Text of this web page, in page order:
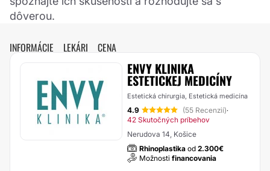
dôverou.
INFORMÁCIE LEKÁRI CENA
ENVY KLINIKA
ESTETICKEJ MEDICÍNY
Estetická chirurgia, Estetická medicína
4.9 (55 Recenzií)·
42 Skutočných príbehov
Nerudova 14, Košice
Rhinoplastika od 2.300€
Možnosti financovania